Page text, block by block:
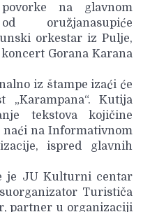
na glavnom
oružjanasupiće
orkestar iz Pulje,
Gorana Karana
iz štampe izaći će
„Karampana“. Kutija
tekstova kojičine
naći na Informativnom
ispred glavnih
je JU Kulturni centar
Turističa
partner u organizaciji